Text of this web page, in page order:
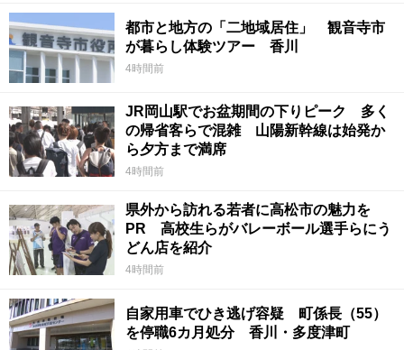
都市と地方の「二地域居住」 観音寺市
が暮らし体験ツアー 香川
4時間前
JR岡山駅でお盆期間の下りピーク 多く
の帰省客らで混雑 山陽新幹線は始発か
ら夕方まで満席
4時間前
県外から訪れる若者に高松市の魅力を
PR 高校生らがバレーボール選手らにう
どん店を紹介
4時間前
自家用車でひき逃げ容疑 町係長（55）
を停職6カ月処分 香川・多度津町